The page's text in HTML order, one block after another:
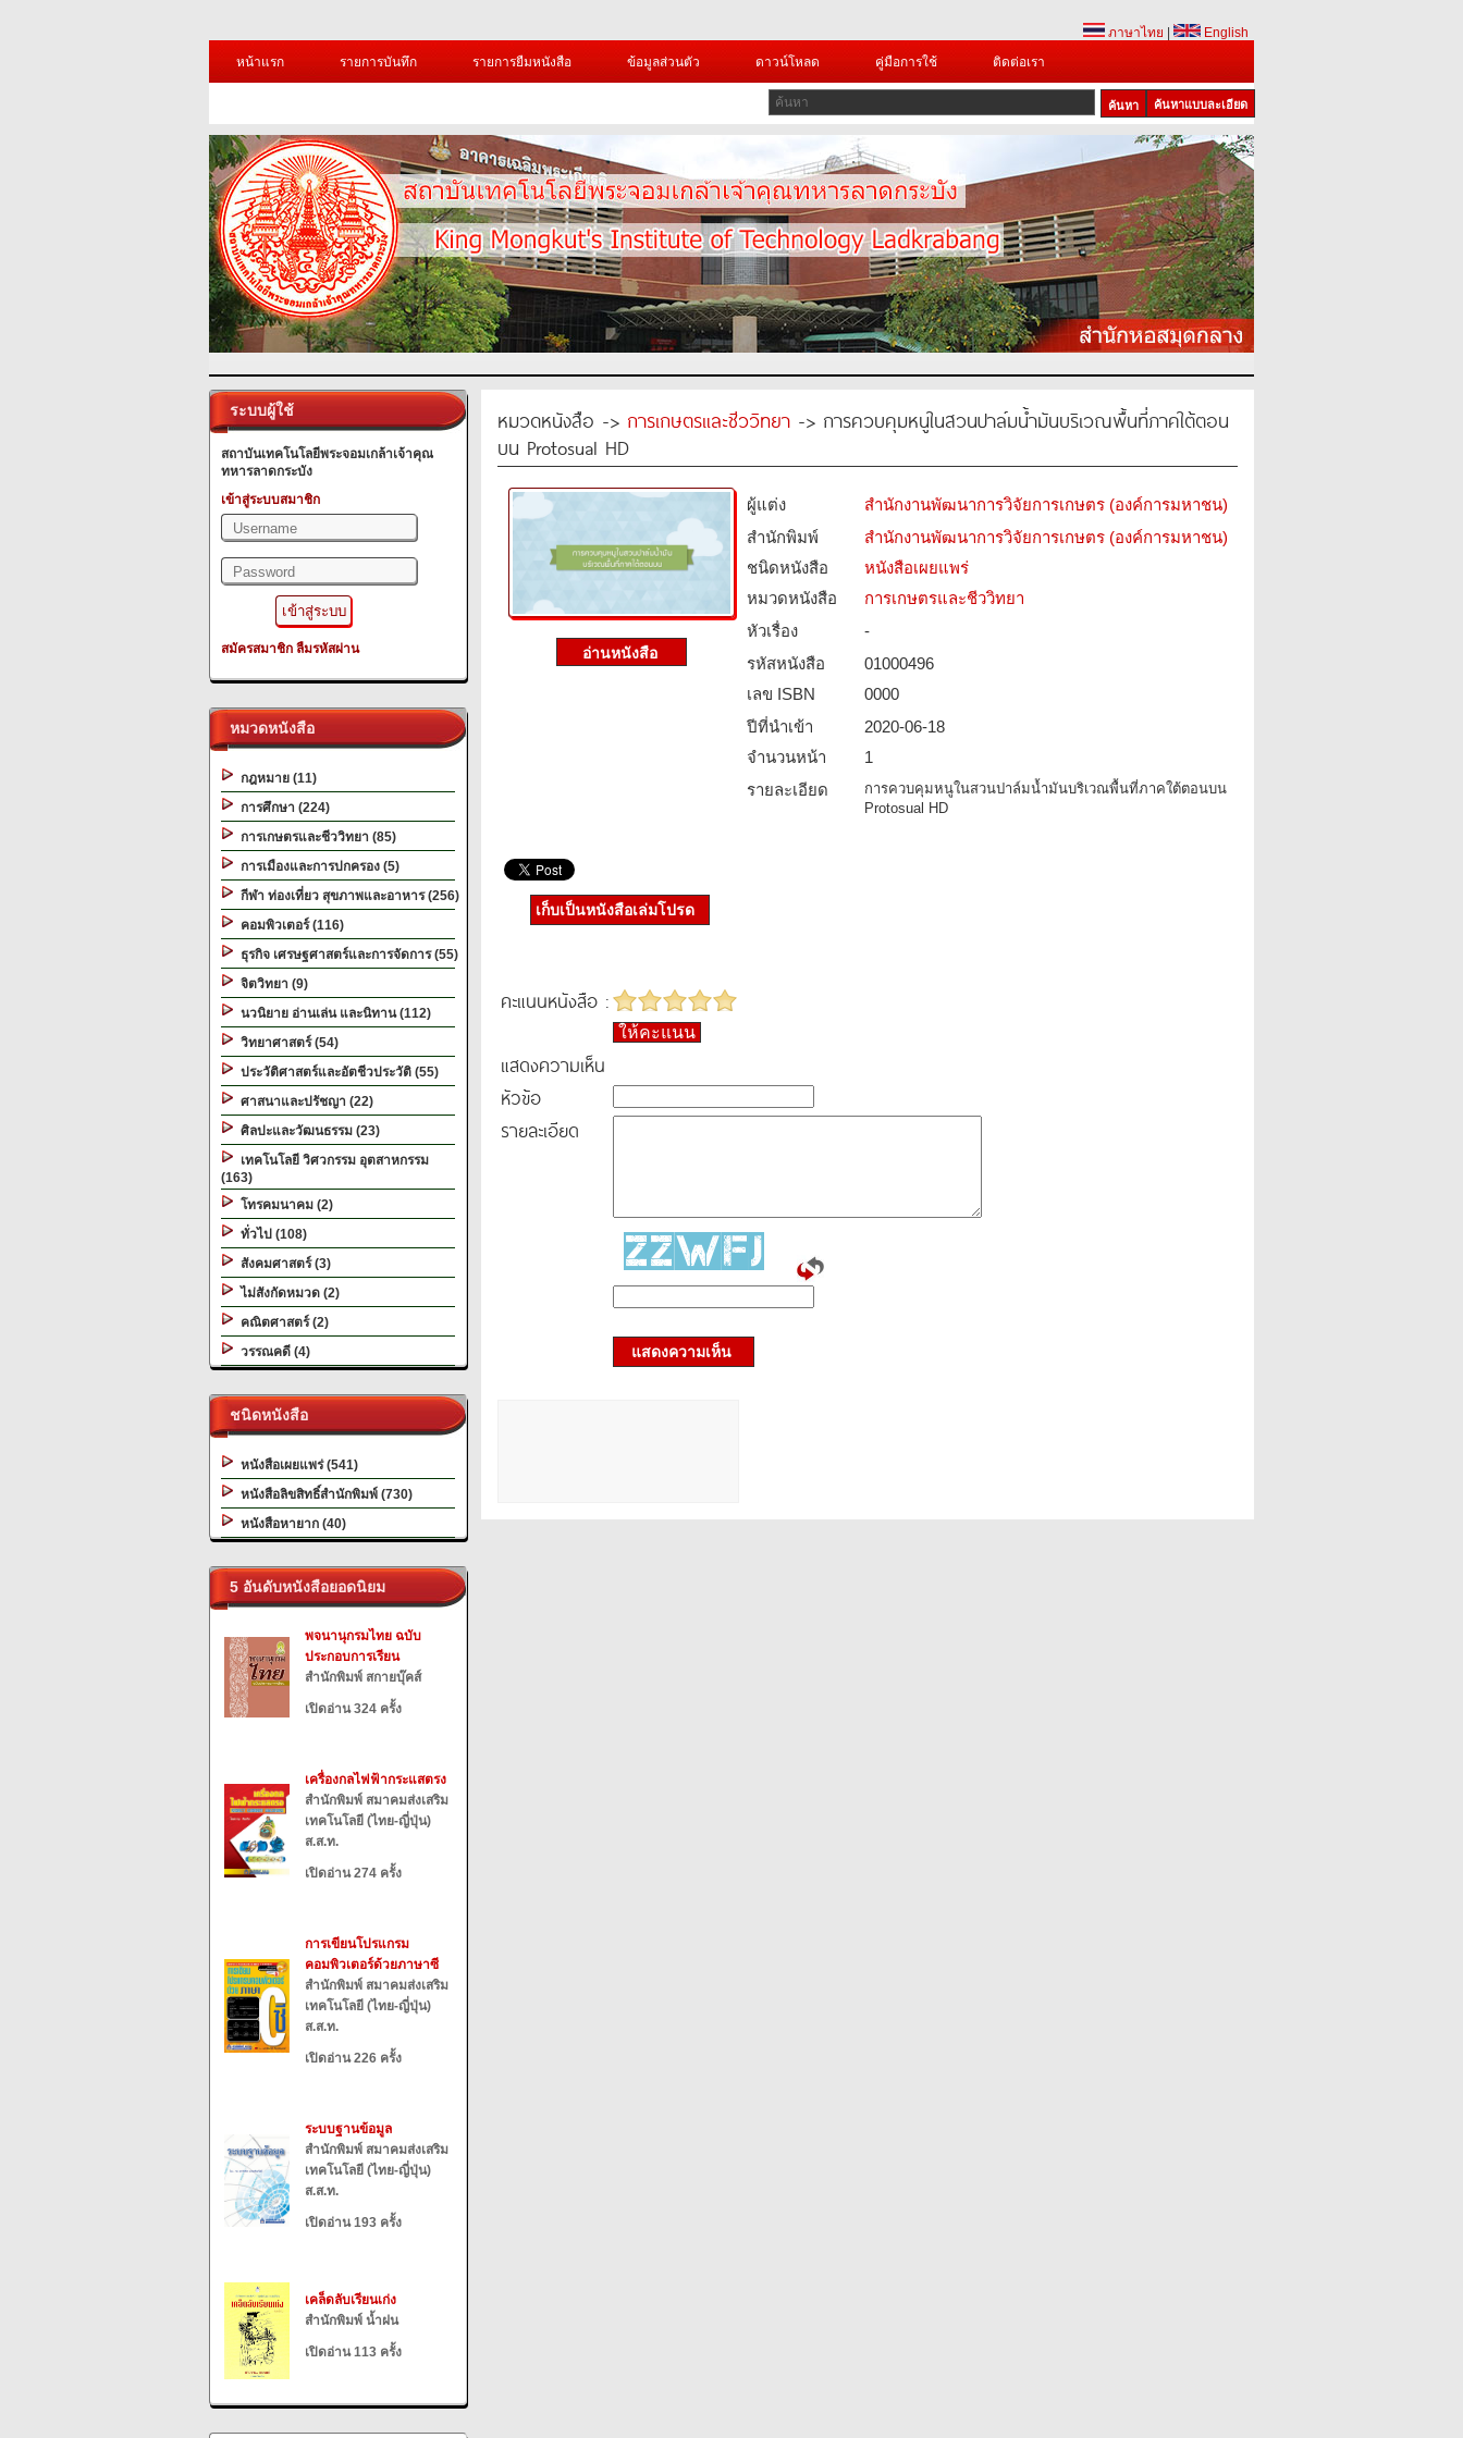
ภาษาไทย
English
หน้าแรก
รายการบันทึก รายการยืมหนังสือ ข้อมูลส่วนตัว ดาวน์โหลด คู่มือการใช้ ติดต่อเรา
ค้นหาแบบละเอียด
ระบบผู้ใช้
สถาบันเทคโนโลยีพระจอมเกล้าเจ้าคุณ
ทหารลาดกระบัง
เข้าสู่ระบบสมาชิก
สมัครสมาชิก ลืมรหัสผ่าน
หมวดหนังสือ
กฎหมาย (11)
การศึกษา (224)
การเกษตรและชีววิทยา (85)
การเมืองและการปกครอง (5)
กีฬา ท่องเที่ยว สุขภาพและอาหาร (256)
คอมพิวเตอร์ (116)
ธุรกิจ เศรษฐศาสตร์และการจัดการ (55)
จิตวิทยา (9)
นวนิยาย อ่านเล่น และนิทาน (112)
วิทยาศาสตร์ (54)
ประวัติศาสตร์และอัตชีวประวัติ (55)
ศาสนาและปรัชญา (22)
ศิลปะและวัฒนธรรม (23)
เทคโนโลยี วิศวกรรม อุตสาหกรรม
(163)
โทรคมนาคม (2)
ทั่วไป (108)
สังคมศาสตร์ (3)
ไม่สังกัดหมวด (2)
คณิตศาสตร์ (2)
วรรณคดี (4)
ชนิดหนังสือ
หนังสือเผยแพร่ (541)
หนังสือลิขสิทธิ์สำนักพิมพ์ (730)
หนังสือหายาก (40)
5 อันดับหนังสือยอดนิยม
พจนานุกรมไทย ฉบับ
ประกอบการเรียน
สำนักพิมพ์ สกายบุ๊คส์
เปิดอ่าน 324 ครั้ง
เครื่องกลไฟฟ้ากระแสตรง
สำนักพิมพ์ สมาคมส่งเสริม
เทคโนโลยี (ไทย-ญี่ปุ่น)
ส.ส.ท.
เปิดอ่าน 274 ครั้ง
การเขียนโปรแกรม
คอมพิวเตอร์ด้วยภาษาซี
สำนักพิมพ์ สมาคมส่งเสริม
เทคโนโลยี (ไทย-ญี่ปุ่น)
ส.ส.ท.
เปิดอ่าน 226 ครั้ง
ระบบฐานข้อมูล
สำนักพิมพ์ สมาคมส่งเสริม
เทคโนโลยี (ไทย-ญี่ปุ่น)
ส.ส.ท.
เปิดอ่าน 193 ครั้ง
เคล็ดลับเรียนเก่ง
สำนักพิมพ์ น้ำฝน
เปิดอ่าน 113 ครั้ง
หมวดหนังสือ -> การเกษตรและชีววิทยา -> การควบคุมหนูในสวนปาล์มน้ำมันบริเวณพื้นที่ภาคใต้ตอน
บน Protosual HD
ผู้แต่ง
สำนักงานพัฒนาการวิจัยการเกษตร (องค์การมหาชน)
สำนักพิมพ์
สำนักงานพัฒนาการวิจัยการเกษตร (องค์การมหาชน)
ชนิดหนังสือ­
หนังสือเผยแพร่
หมวดหนังสือ­
การเกษตรและชีววิทยา
หัวเรื่อง
-
รหัสหนังสือ­
01000496
เลข ISBN
0000
ปีที่นำเข้า
2020-06-18
จำนวนหน้า
1
รายละเอียด
การควบคุมหนูในสวนปาล์มน้ำมันบริเวณพื้นที่ภาคใต้ตอนบน
Protosual HD
เก็บเป็นหนังสือเล่มโปรด
คะแนนหนังสือ :
ให้คะแนน
แสดงความเห็น
หัวข้อ
รายละเอียด
แสดงความเห็น